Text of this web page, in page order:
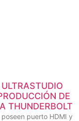
DE
THUNDERBOLT
puerto HDMI y